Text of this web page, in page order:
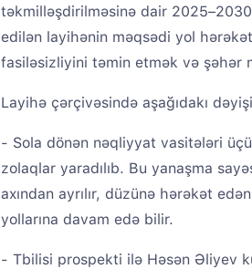
təkmilləşdirilməsinə dair
edilən layihənin məqsədi yol
fasiləsizliyini təmin etmək və şəhər
Layihə çərçivəsində aşağıdakı
- Sola dönən nəqliyyat vasitələri
zolaqlar yaradılıb. Bu yanaşma
axından ayrılır, düzünə hərəkət
yollarına davam edə bilir.
- Tbilisi prospekti ilə Həsən Əliyev